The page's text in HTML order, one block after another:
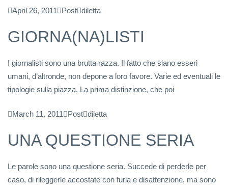
April 26, 2011 Post diletta
GIORNA(NA)LISTI
I giornalisti sono una brutta razza. Il fatto che siano esseri
umani, d’altronde, non depone a loro favore. Varie ed eventuali le
tipologie sulla piazza. La prima distinzione, che poi
March 11, 2011 Post diletta
UNA QUESTIONE SERIA
Le parole sono una questione seria. Succede di perderle per
caso, di rileggerle accostate con furia e disattenzione, ma sono